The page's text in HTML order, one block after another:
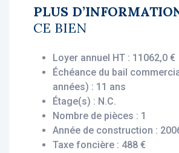
• Gestionnaire : Domusvi
Vous bénéficiez du statut fiscal
d’impôt sur vos revenus locatifs.
exploité par un gestionnaire
(Domusvi), engagé par un bail
vous assurant le versement des
l’acquisition, que le logement
PLUS
CE BIEN
Loyer annuel HT : 11062,0 €
Échéance du bail
années) : 11 ans
Étage(s) : N.C.
Nombre de pièces : 1
Année de construction :
Taxe foncière : 488 €